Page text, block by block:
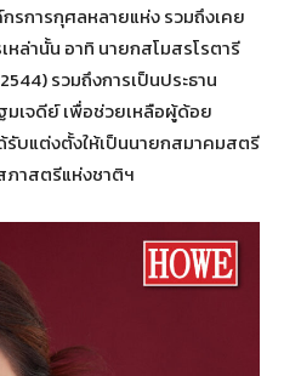
รการกุศลหลายแห่ง รวมถึงเคย
ล่านั้น อาทิ นายกสโมสรโรตารี
รวมถึงการเป็นประธาน
มเจดีย์ เพื่อช่วยเหลือผู้ด้อย
บแต่งตั้งให้เป็นนายกสมาคมสตรี
าสตรีแห่งชาติฯ